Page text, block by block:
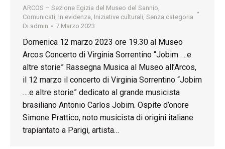
ARCOS – Sezione Egizia del Museo del Sannio,
Comunicati, In evidenza, Iniziative culturali, Senza categoria
Di admin 7 Marzo 2023
Domenica 12 marzo 2023 ore 19.30 al Museo
Arcos Concerto di Virginia Sorrentino “Jobim ….e
altre storie” Rassegna Musica al Museo all’Arcos,
il 12 marzo il concerto di Virginia Sorrentino “Jobim
….e altre storie” dedicato al grande musicista
brasiliano Antonio Carlos Jobim. Ospite d’onore
Simone Prattico, noto musicista di origini italiane
trapiantato a Parigi, artista…